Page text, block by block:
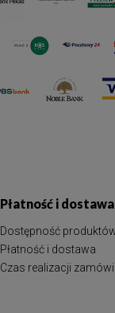
Płatność i dostawa
Dostępność
Płatność i dostawa
Czas realizacji